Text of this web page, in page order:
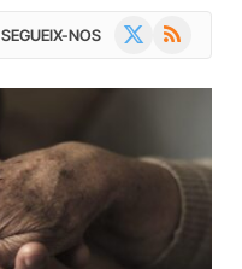
SEGUEIX-NOS RSS